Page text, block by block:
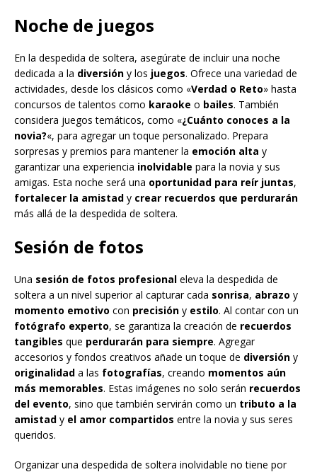
Noche de juegos
En la despedida de soltera, asegúrate de incluir una noche
dedicada a la diversión y los juegos. Ofrece una variedad de
actividades, desde los clásicos como «Verdad o Reto» hasta
concursos de talentos como karaoke o bailes. También
considera juegos temáticos, como «¿Cuánto conoces a la
novia?«, para agregar un toque personalizado. Prepara
sorpresas y premios para mantener la emoción alta y
garantizar una experiencia inolvidable para la novia y sus
amigas. Esta noche será una oportunidad para reír juntas,
fortalecer la amistad y crear recuerdos que perdurarán
más allá de la despedida de soltera.
Sesión de fotos
Una sesión de fotos profesional eleva la despedida de
soltera a un nivel superior al capturar cada sonrisa, abrazo y
momento emotivo con precisión y estilo. Al contar con un
fotógrafo experto, se garantiza la creación de recuerdos
tangibles que perdurarán para siempre. Agregar
accesorios y fondos creativos añade un toque de diversión y
originalidad a las fotografías, creando momentos aún
más memorables. Estas imágenes no solo serán recuerdos
del evento, sino que también servirán como un tributo a la
amistad y el amor compartidos entre la novia y sus seres
queridos.
Organizar una despedida de soltera inolvidable no tiene por